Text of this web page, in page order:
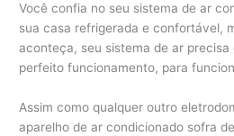
Você confia no seu sistema de ar
sua casa refrigerada e confortável,
aconteça, seu sistema de ar precisa
perfeito funcionamento, para
Assim como qualquer outro
aparelho de ar condicionado sofra